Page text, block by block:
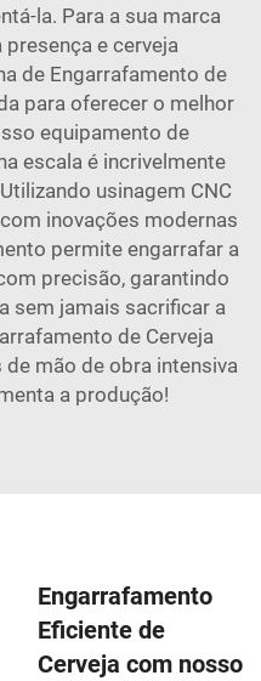
la. Para a sua marca
e cerveja
de Engarrafamento de
para oferecer o melhor
equipamento de
escala é incrivelmente
usinagem CNC
inovações modernas
permite engarrafar a
precisão, garantindo
sem jamais sacrificar a
de Cerveja
mão de obra intensiva
a produção!
Engarrafamento
Eficiente de
Cerveja com nosso